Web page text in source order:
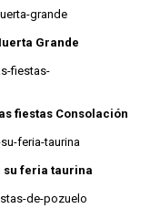
Grande
fiestas Consolación
su feria taurina